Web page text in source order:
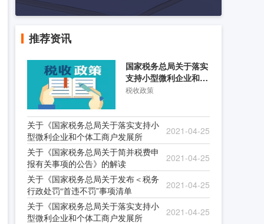
推荐资讯
国家税务总局关于落实
支持小型微利企业和个
体工商户发展所得税优
税收政策
关于《国家税务总局关于落实支持小
型微利企业和个体工商户发展所
2021-04-25
关于《国家税务总局关于简并税费申
报有关事项的公告》的解读
2021-04-25
关于《国家税务总局关于发布＜税务
行政处罚“首违不罚”事项清单
2021-04-25
关于《国家税务总局关于落实支持小
型微利企业和个体工商户发展所
2021-04-25